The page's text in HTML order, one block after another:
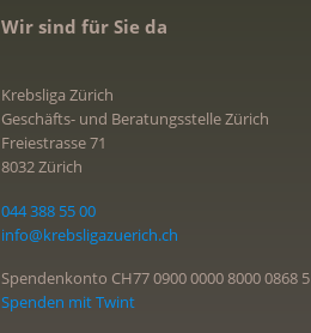
Wir sind für Sie da
Krebsliga Zürich
Geschäfts- und Beratungsstelle Zürich
Freiestrasse 71
8032 Zürich
044 388 55 00
info@krebsligazuerich.ch
Spendenkonto CH77 0900 0000 8000 0868 5
Spenden mit Twint